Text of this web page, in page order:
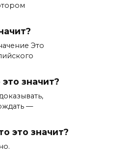
Это
значит?
—
это значит?